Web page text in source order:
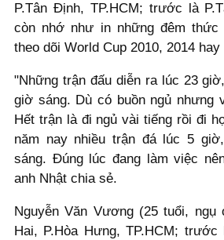
P.Tân Định, TP.HCM; trước là
còn nhớ như in những đêm thức
theo dõi World Cup 2010, 2014 hay
"Những trận đấu diễn ra lúc 23
giờ sáng. Dù có buồn ngủ nhưng
Hết trận là đi ngủ vài tiếng rồi đi
năm nay nhiều trận đá lúc 5
sáng. Đúng lúc đang làm việc
anh Nhật chia sẻ.
Nguyễn Văn Vương (25 tuổi, ngụ
Hai, P.Hòa Hưng, TP.HCM; trước